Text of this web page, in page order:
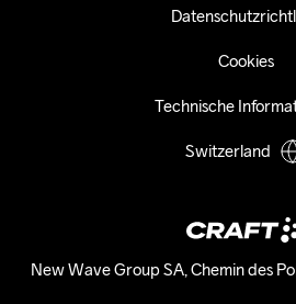
New Wave Group SA, Chemin des
Cookies
Technische
Switzerland